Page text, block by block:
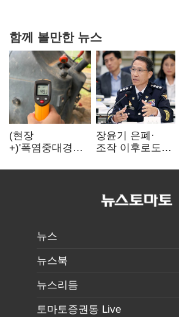
함께 볼만한 뉴스
(현장
+)'폭염중대경보'
이주노동자는
장윤기 은폐·
조작 이후로도
내부비위…경찰
뉴스
뉴스북
뉴스리듬
토마토증권통 Live